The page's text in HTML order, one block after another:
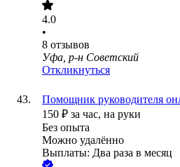
4.0
•
8 отзывов
Уфа, р-н Советский
Откликнуться
Помощник руководителя
150 ₽ за час, на руки
Без опыта
Можно удалённо
Выплаты: Два раза в месяц